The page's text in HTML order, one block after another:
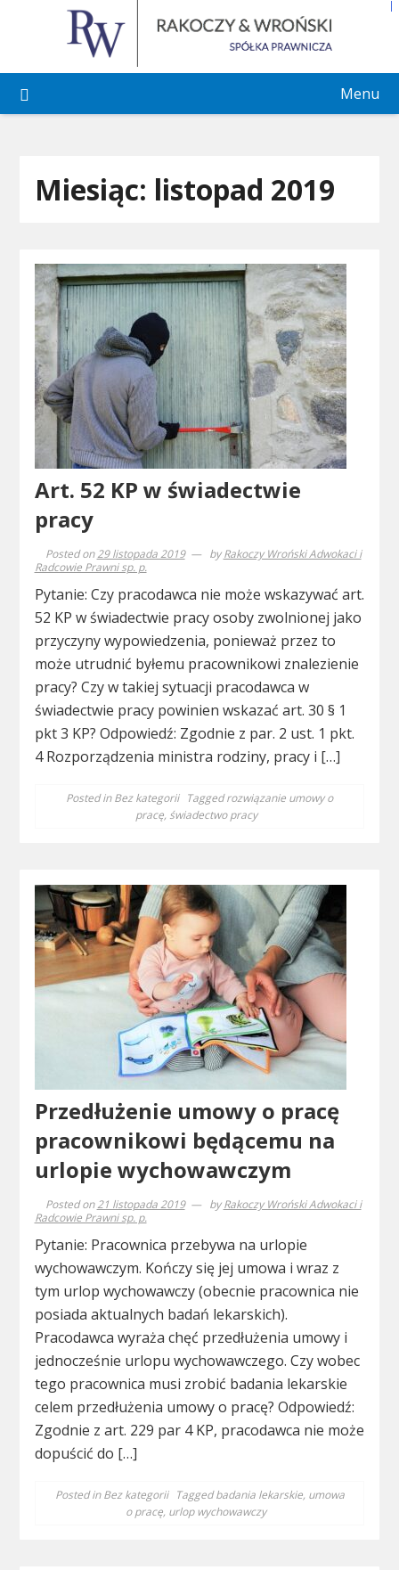
Menu
Miesiąc: listopad 2019
Art. 52 KP w świadectwie
pracy
Posted on29 listopada 2019 byRakoczy Wroński Adwokaci i
Radcowie Prawni sp. p.
Pytanie: Czy pracodawca nie może wskazywać art.
52 KP w świadectwie pracy osoby zwolnionej jako
przyczyny wypowiedzenia, ponieważ przez to
może utrudnić byłemu pracownikowi znalezienie
pracy? Czy w takiej sytuacji pracodawca w
świadectwie pracy powinien wskazać art. 30 § 1
pkt 3 KP? Odpowiedź: Zgodnie z par. 2 ust. 1 pkt.
4 Rozporządzenia ministra rodziny, pracy i […]
Posted inBez kategorii Taggedrozwiązanie umowy o
pracę, świadectwo pracy
Przedłużenie umowy o pracę
pracownikowi będącemu na
urlopie wychowawczym
Posted on21 listopada 2019 byRakoczy Wroński Adwokaci i
Radcowie Prawni sp. p.
Pytanie: Pracownica przebywa na urlopie
wychowawczym. Kończy się jej umowa i wraz z
tym urlop wychowawczy (obecnie pracownica nie
posiada aktualnych badań lekarskich).
Pracodawca wyraża chęć przedłużenia umowy i
jednocześnie urlopu wychowawczego. Czy wobec
tego pracownica musi zrobić badania lekarskie
celem przedłużenia umowy o pracę? Odpowiedź:
Zgodnie z art. 229 par 4 KP, pracodawca nie może
dopuścić do […]
Posted inBez kategorii Taggedbadania lekarskie, umowa
o pracę, urlop wychowawczy